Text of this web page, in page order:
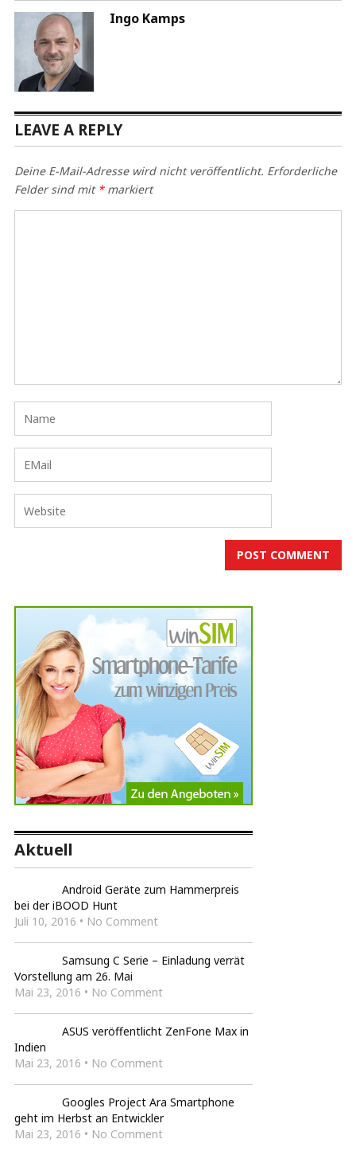
Ingo Kamps
LEAVE A REPLY
Deine E-Mail-Adresse wird nicht veröffentlicht. Erforderliche
Felder sind mit *markiert
Aktuell
Android Geräte zum Hammerpreis
bei der iBOOD Hunt
Juli 10, 2016 • No Comment
Samsung C Serie – Einladung verrät
Vorstellung am 26. Mai
Mai 23, 2016 • No Comment
ASUS veröffentlicht ZenFone Max in
Indien
Mai 23, 2016 • No Comment
Googles Project Ara Smartphone
geht im Herbst an Entwickler
Mai 23, 2016 • No Comment